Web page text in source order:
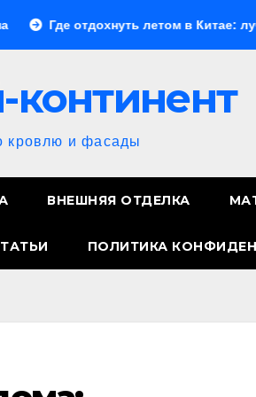
летом в Китае: лучшие
континент
кровлю и фасады
ВНЕШНЯЯ ОТДЕЛКА
ПОЛИТИКА